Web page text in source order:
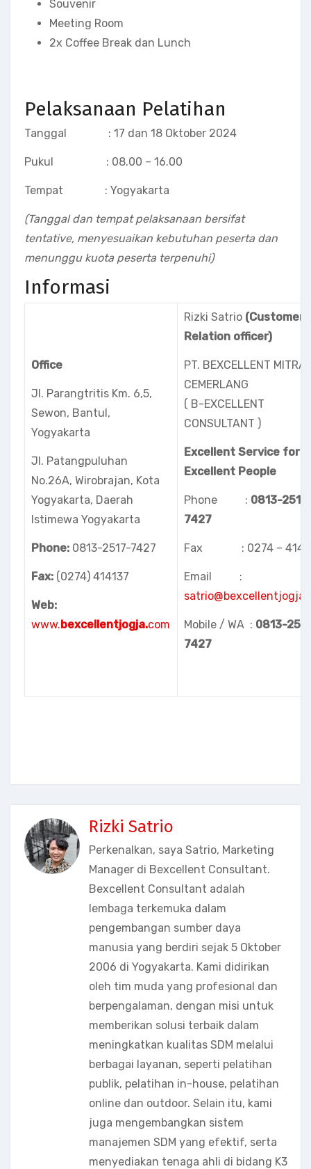
Souvenir
Meeting Room
2x Coffee Break dan Lunch
Pelaksanaan Pelatihan
Tanggal : 17 dan 18 Oktober 2024
Pukul : 08.00 – 16.00
Tempat : Yogyakarta
(Tanggal dan tempat pelaksanaan bersifat
tentative, menyesuaikan kebutuhan peserta dan
menunggu kuota peserta terpenuhi)
Informasi
Office
Jl. Parangtritis Km. 6,5,
Sewon, Bantul,
Yogyakarta
Jl. Patangpuluhan
No.26A, Wirobrajan, Kota
Yogyakarta, Daerah
Istimewa Yogyakarta
Phone: 0813-2517-7427
Fax: (0274) 414137
Web:
www.bexcellentjogja.com
Rizki Satrio (Customer
Relation officer)
PT. BEXCELLENT MITRA
CEMERLANG
( B-EXCELLENT
CONSULTANT )
Excellent Service for
Excellent People
Phone : 0813-
7427
Fax : 0274 – 414
Email :
Mobile / WA : 0813-
7427
Rizki Satrio
Perkenalkan, saya Satrio, Marketing
Manager di Bexcellent Consultant.
Bexcellent Consultant adalah
lembaga terkemuka dalam
pengembangan sumber daya
manusia yang berdiri sejak 5 Oktober
2006 di Yogyakarta. Kami didirikan
oleh tim muda yang profesional dan
berpengalaman, dengan misi untuk
memberikan solusi terbaik dalam
meningkatkan kualitas SDM melalui
berbagai layanan, seperti pelatihan
publik, pelatihan in-house, pelatihan
online dan outdoor. Selain itu, kami
juga mengembangkan sistem
manajemen SDM yang efektif, serta
menyediakan tenaga ahli di bidang K3